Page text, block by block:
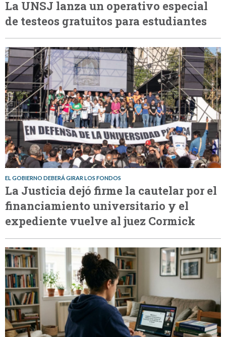
La UNSJ lanza un operativo especial
de testeos gratuitos para estudiantes
EL GOBIERNO DEBERÁ GIRAR LOS FONDOS
La Justicia dejó firme la cautelar por el
financiamiento universitario y el
expediente vuelve al juez Cormick